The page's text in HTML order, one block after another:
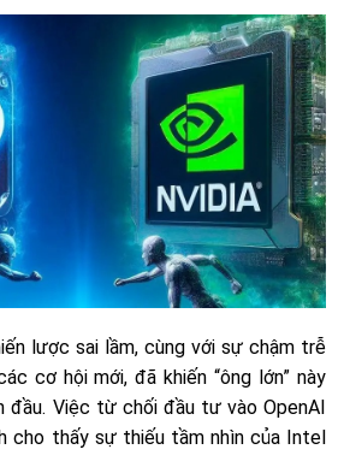
lược sai lầm, cùng với sự chậm trễ
cơ hội mới, đã khiến “ông lớn” này
đầu. Việc từ chối đầu tư vào OpenAI
cho thấy sự thiếu tầm nhìn của Intel